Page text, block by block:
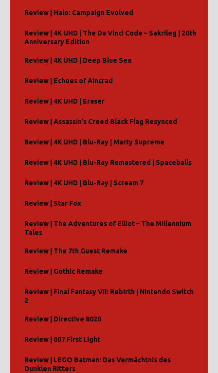
Review | Halo: Campaign Evolved
Review | 4K UHD | The Da Vinci Code – Sakrileg | 20th
Anniversary Edition
Review | 4K UHD | Deep Blue Sea
Review | Echoes of Aincrad
Review | 4K UHD | Eraser
Review | Assassin’s Creed Black Flag Resynced
Review | 4K UHD | Blu-Ray | Marty Supreme
Review | 4K UHD | Blu-Ray Remastered | Spaceballs
Review | 4K UHD | Blu-Ray | Scream 7
Review | Star Fox
Review | The Adventures of Elliot – The Millennium
Tales
Review | The 7th Guest Remake
Review | Gothic Remake
Review | Final Fantasy VII: Rebirth | Nintendo Switch
2
Review | Directive 8020
Review | 007 First Light
Review | LEGO Batman: Das Vermächtnis des
Dunklen Ritters